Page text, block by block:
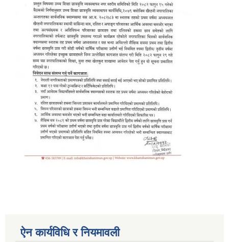
ऐन कार्यविधि र नियमावली